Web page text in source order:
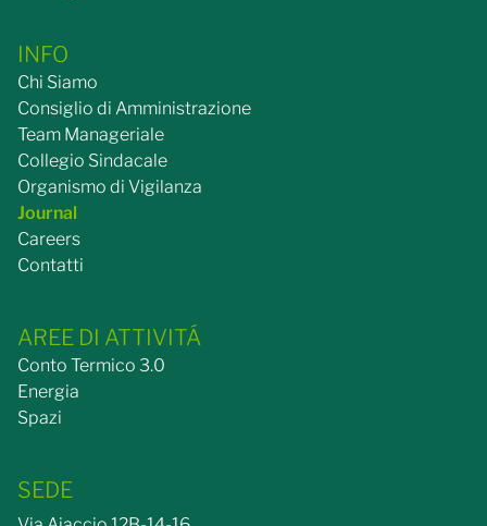
INFO
Chi Siamo
Consiglio di Amministrazione
Team Manageriale
Collegio Sindacale
Organismo di Vigilanza
Journal
Careers
Contatti
AREE DI ATTIVITÁ
Conto Termico 3.0
Energia
Spazi
SEDE